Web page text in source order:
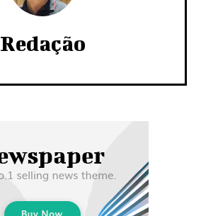
Redação